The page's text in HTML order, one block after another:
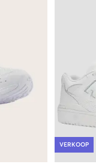
VERKOOP